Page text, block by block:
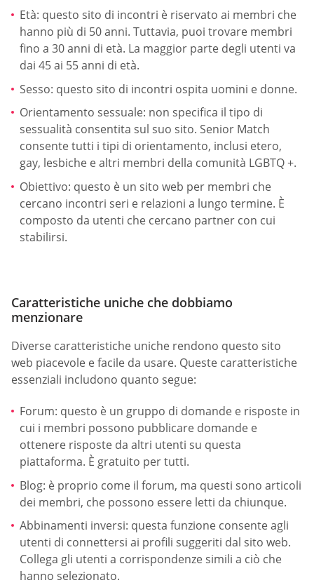
Età: questo sito di incontri è riservato ai membri che
hanno più di 50 anni. Tuttavia, puoi trovare membri
fino a 30 anni di età. La maggior parte degli utenti va
dai 45 ai 55 anni di età.
Sesso: questo sito di incontri ospita uomini e donne.
Orientamento sessuale: non specifica il tipo di
sessualità consentita sul suo sito. Senior Match
consente tutti i tipi di orientamento, inclusi etero,
gay, lesbiche e altri membri della comunità LGBTQ +.
Obiettivo: questo è un sito web per membri che
cercano incontri seri e relazioni a lungo termine. È
composto da utenti che cercano partner con cui
stabilirsi.
Caratteristiche uniche che dobbiamo
menzionare
Diverse caratteristiche uniche rendono questo sito
web piacevole e facile da usare. Queste caratteristiche
essenziali includono quanto segue:
Forum: questo è un gruppo di domande e risposte in
cui i membri possono pubblicare domande e
ottenere risposte da altri utenti su questa
piattaforma. È gratuito per tutti.
Blog: è proprio come il forum, ma questi sono articoli
dei membri, che possono essere letti da chiunque.
Abbinamenti inversi: questa funzione consente agli
utenti di connettersi ai profili suggeriti dal sito web.
Collega gli utenti a corrispondenze simili a ciò che
hanno selezionato.